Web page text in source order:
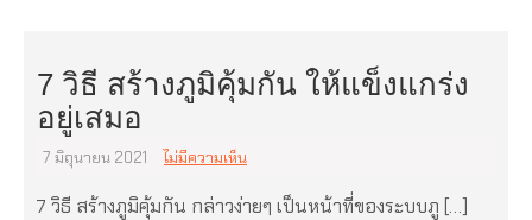
7 วิธี สร้างภูมิคุ้มกัน ให้แข็งแกร่ง
อยู่เสมอ
7 มิถุนายน 2021 ไม่มีความเห็น
7 วิธี สร้างภูมิคุ้มกัน กล่าวง่ายๆ เป็นหน้าที่ของระบบภู […]